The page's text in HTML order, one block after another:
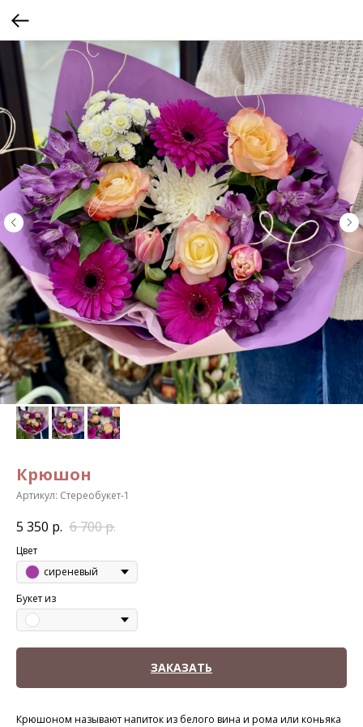
Крюшон
Артикул: Стереобукет-1
5 350 р. 6 700р.
Цвет
сиреневый
Букет из
ЗАКАЗАТЬ
Крюшоном называют напиток из белого вина и рома или коньяка